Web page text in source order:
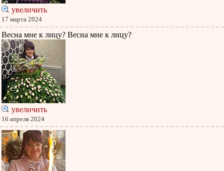
увеличить
17 марта 2024
Весна мне к лицу? Весна мне к лицу?
увеличить
16 апреля 2024